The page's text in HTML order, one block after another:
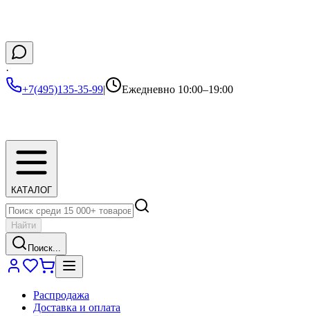
·
+7(495)135-35-99| Ежедневно 10:00–19:00
КАТАЛОГ
Найти
Поиск...
Распродажа
Доставка и оплата